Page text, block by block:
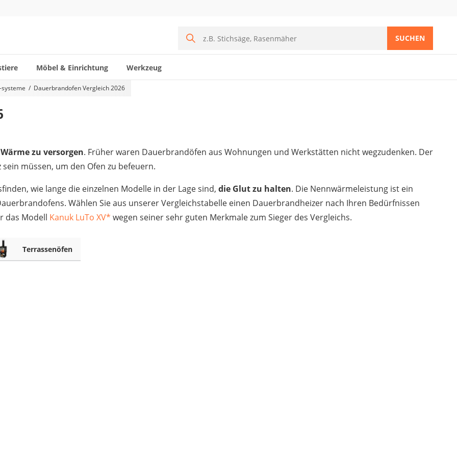
SUCHEN
Möbel & Einrichtung Werkzeug
Dauerbrandofen Vergleich 2026
zu versorgen. Früher waren Dauerbrandöfen aus Wohnungen und Werkstätten nicht wegzudenken. Der
müssen, um den Ofen zu befeuern.
wie lange die einzelnen Modelle in der Lage sind, die Glut zu halten. Die Nennwärmeleistung ist ein
Wählen Sie aus unserer Vergleichstabelle einen Dauerbrandheizer nach Ihren Bedürfnissen
das Modell Kanuk LuTo XV* wegen seiner sehr guten Merkmale zum Sieger des Vergleichs.
Terrassenöfen